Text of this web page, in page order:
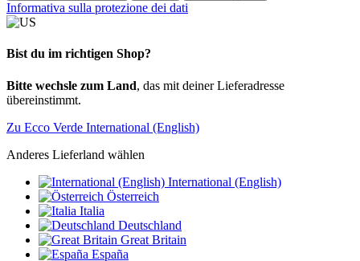
Informativa sulla protezione dei dati
Bist du im richtigen Shop?
Bitte wechsle zum Land, das mit deiner Lieferadresse
übereinstimmt.
Zu Ecco Verde International (English)
Anderes Lieferland wählen
International (English)
Österreich
Italia
Deutschland
Great Britain
España